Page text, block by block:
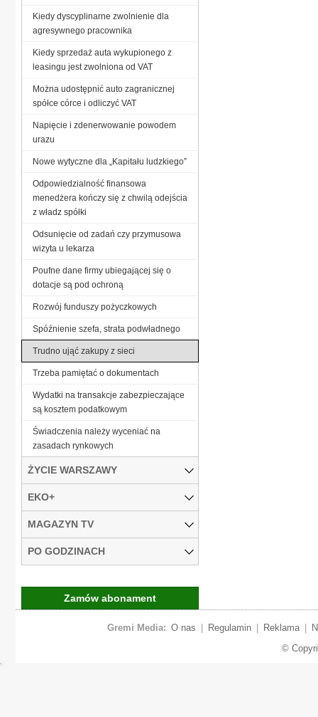
Kiedy dyscyplinarne zwolnienie dla
agresywnego pracownika
Kiedy sprzedaż auta wykupionego z
leasingu jest zwolniona od VAT
Można udostępnić auto zagranicznej
spółce córce i odliczyć VAT
Napięcie i zdenerwowanie powodem
urazu
Nowe wytyczne dla „Kapitału ludzkiego”
Odpowiedzialność finansowa
menedżera kończy się z chwilą odejścia
z władz spółki
Odsunięcie od zadań czy przymusowa
wizyta u lekarza
Poufne dane firmy ubiegającej się o
dotacje są pod ochroną
Rozwój funduszy pożyczkowych
Spóźnienie szefa, strata podwładnego
Trudno ująć zakupy z sieci
Trzeba pamiętać o dokumentach
Wydatki na transakcje zabezpieczające
są kosztem podatkowym
Świadczenia należy wyceniać na
zasadach rynkowych
ŻYCIE WARSZAWY
EKO+
MAGAZYN TV
PO GODZINACH
Zamów abonament
Gremi Media: O nas Regulamin Reklama
©